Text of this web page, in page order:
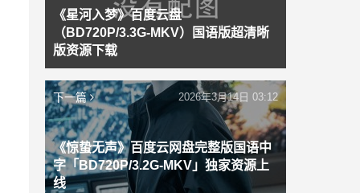
《星河入梦》百度云盘
（BD720P/3.3G-MKV）国语版超清晰
版资源下载
下一篇
《惊蛰无声》百度云网盘完整版国语中
字「BD720P/3.2G-MKV」独家资源上
线
2026年3月14日 03:12